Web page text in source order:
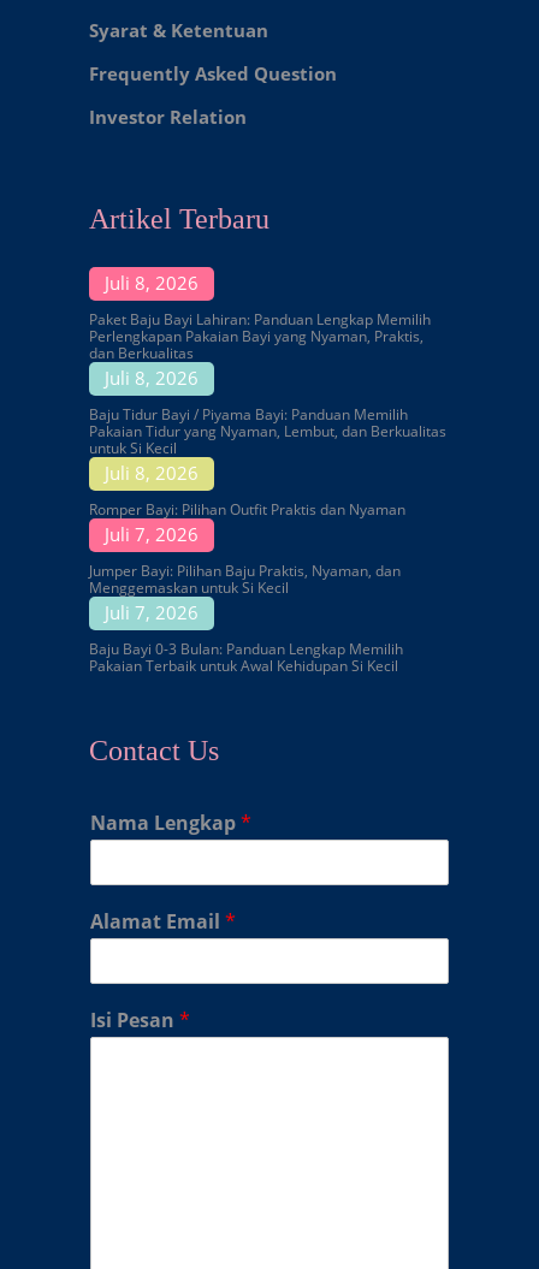
Syarat & Ketentuan
Frequently Asked Question
Investor Relation
Artikel Terbaru
Juli 8, 2026
Paket Baju Bayi Lahiran: Panduan Lengkap Memilih
Perlengkapan Pakaian Bayi yang Nyaman, Praktis,
dan Berkualitas
Juli 8, 2026
Baju Tidur Bayi / Piyama Bayi: Panduan Memilih
Pakaian Tidur yang Nyaman, Lembut, dan Berkualitas
untuk Si Kecil
Juli 8, 2026
Romper Bayi: Pilihan Outfit Praktis dan Nyaman
Juli 7, 2026
Jumper Bayi: Pilihan Baju Praktis, Nyaman, dan
Menggemaskan untuk Si Kecil
Juli 7, 2026
Baju Bayi 0-3 Bulan: Panduan Lengkap Memilih
Pakaian Terbaik untuk Awal Kehidupan Si Kecil
Contact Us
Nama Lengkap*
Alamat Email *
Isi Pesan *